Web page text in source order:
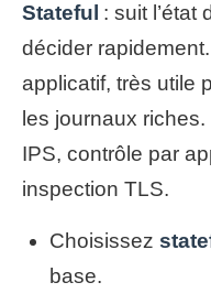
Stateful : suit l’état
décider rapidement.
applicatif, très utile
les journaux riches.
IPS, contrôle par
inspection TLS.
Choisissez
base.